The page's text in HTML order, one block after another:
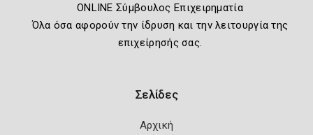
ONLINE Σύμβουλος Επιχειρηματία
Όλα όσα αφορούν την ίδρυση και την λειτουργία της
επιχείρησής σας.
Σελίδες
Αρχική